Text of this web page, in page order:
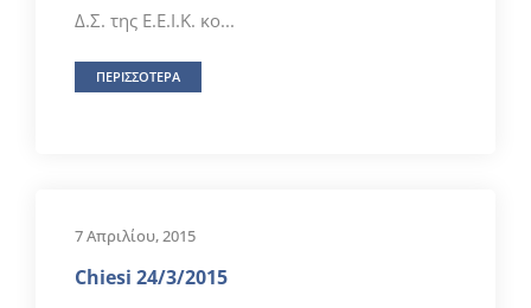
Δ.Σ. της Ε.Ε.Ι.Κ. κο...
ΠΕΡΙΣΣΟΤΕΡΑ
7 Απριλίου, 2015
Chiesi 24/3/2015